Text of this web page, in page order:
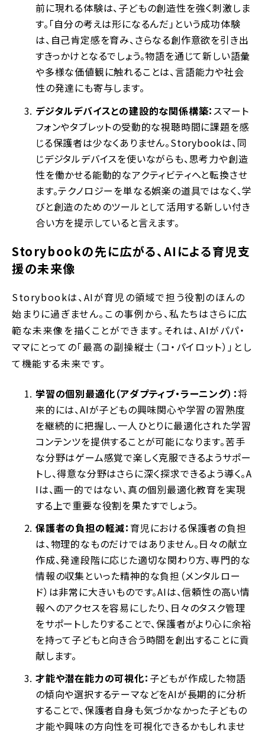
前に現れる体験は、子どもの創造性を強く刺激しま
す。「自分の考えは形になるんだ」という成功体験
は、自己肯定感を育み、さらなる創作意欲を引き出
すきっかけとなるでしょう。物語を通じて新しい語彙
や多様な価値観に触れることは、言語能力や社会
性の発達にも寄与します。
デジタルデバイスとの建設的な関係構築： スマート
フォンやタブレットの受動的な視聴時間に課題を感
じる保護者は少なくありません。Storybookは、同
じデジタルデバイスを使いながらも、思考力や創造
性を働かせる能動的なアクティビティへと転換させ
ます。テクノロジーを単なる娯楽の道具ではなく、学
びと創造のためのツールとして活用する新しい付き
合い方を提示していると言えます。
Storybookの先に広がる、AIによる育児支
援の未来像
Storybookは、AIが育児の領域で担う役割のほんの
始まりに過ぎません。この事例から、私たちはさらに広
範な未来像を描くことができます。それは、AIがパパ・
ママにとっての「最高の副操縦士（コ・パイロット）」とし
て機能する未来です。
学習の個別最適化（アダプティブ・ラーニング）：将
来的には、AIが子どもの興味関心や学習の習熟度
を継続的に把握し、一人ひとりに最適化された学習
コンテンツを提供することが可能になります。苦手
な分野はゲーム感覚で楽しく克服できるようサポー
トし、得意な分野はさらに深く探求できるよう導く。A
Iは、画一的ではない、真の個別最適化教育を実現
する上で重要な役割を果たすでしょう。
保護者の負担の軽減： 育児における保護者の負担
は、物理的なものだけではありません。日々の献立
作成、発達段階に応じた適切な関わり方、専門的な
情報の収集といった精神的な負担（メンタルロー
ド）は非常に大きいものです。AIは、信頼性の高い情
報へのアクセスを容易にしたり、日々のタスク管理
をサポートしたりすることで、保護者がより心に余裕
を持って子どもと向き合う時間を創出することに貢
献します。
才能や潜在能力の可視化： 子どもが作成した物語
の傾向や選択するテーマなどをAIが長期的に分析
することで、保護者自身も気づかなかった子どもの
才能や興味の方向性を可視化できるかもしれませ